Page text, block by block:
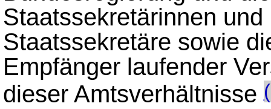
Staatssekretärinnen
Staatssekretäre sowie
Empfänger laufender
dieser Amtsverhältnisse